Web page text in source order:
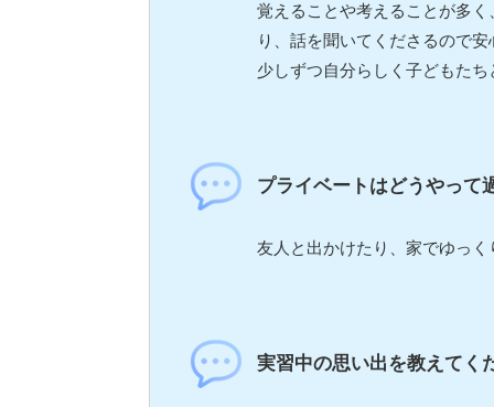
覚えることや考えることが多
り、話を聞いてくださるので安
少しずつ自分らしく子どもたち
プライベートはどうやって
友人と出かけたり、家でゆっく
実習中の思い出を教えてく